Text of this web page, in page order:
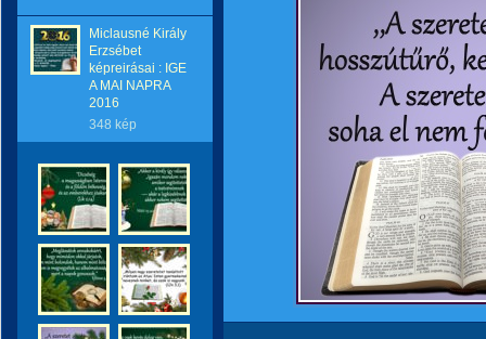
Miclausné Király
Erzsébet
képreirásai : IGE
A MAI NAPRA
2016
348 kép